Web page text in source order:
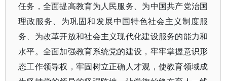
任务，全面提高教育为人民服务、为中国共产党治国
理政服务、为巩固和发展中国特色社会主义制度服
务、为改革开放和社会主义现代化建设服务的能力和
水平。全面加强教育系统党的建设，牢牢掌握意识形
态工作领导权，牢固树立正确人才观，使教育领域成